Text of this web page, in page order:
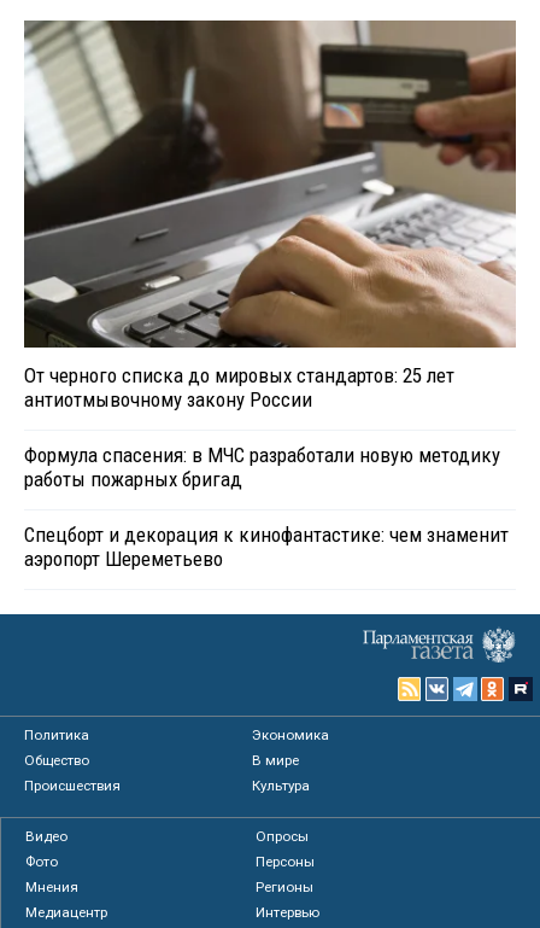
От черного списка до мировых стандартов: 25 лет
антиотмывочному закону России
Формула спасения: в МЧС разработали новую методику
работы пожарных бригад
Спецборт и декорация к кинофантастике: чем знаменит
аэропорт Шереметьево
Политика
Экономика
Общество
В мире
Происшествия
Культура
Видео
Опросы
Фото
Персоны
Мнения
Регионы
Медиацентр
Интервью